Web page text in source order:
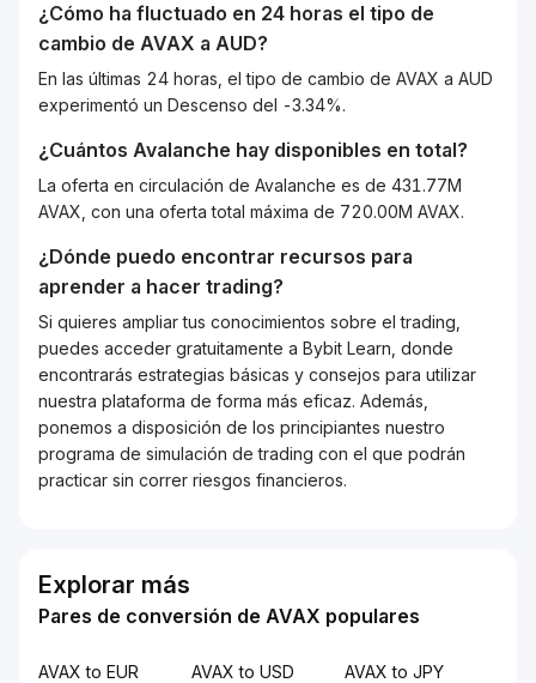
¿Cómo ha fluctuado en 24 horas el tipo de
cambio de AVAX a AUD?
En las últimas 24 horas, el tipo de cambio de AVAX a AUD
experimentó un Descenso del -3.34%.
¿Cuántos Avalanche hay disponibles en total?
La oferta en circulación de Avalanche es de 431.77M
AVAX, con una oferta total máxima de 720.00M AVAX.
¿Dónde puedo encontrar recursos para
aprender a hacer trading?
Si quieres ampliar tus conocimientos sobre el trading,
puedes acceder gratuitamente a Bybit Learn, donde
encontrarás estrategias básicas y consejos para utilizar
nuestra plataforma de forma más eficaz. Además,
ponemos a disposición de los principiantes nuestro
programa de simulación de trading con el que podrán
practicar sin correr riesgos financieros.
Explorar más
Pares de conversión de AVAX populares
AVAX to EUR AVAX to USD AVAX to JPY